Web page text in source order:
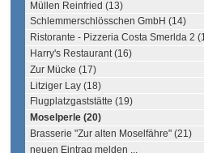
Müllen Reinfried (13)
Schlemmerschlösschen GmbH (14)
Ristorante - Pizzeria Costa Smerlda 2
Harry's Restaurant (16)
Zur Mücke (17)
Litziger Lay (18)
Flugplatzgaststätte (19)
Moselperle (20)
Brasserie "Zur alten Moselfähre" (21)
neuen Eintrag melden ...